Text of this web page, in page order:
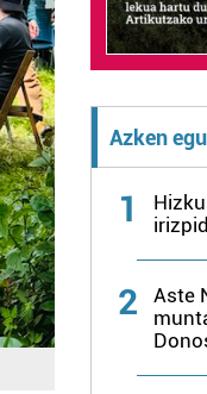
Azken
1
2
Aste